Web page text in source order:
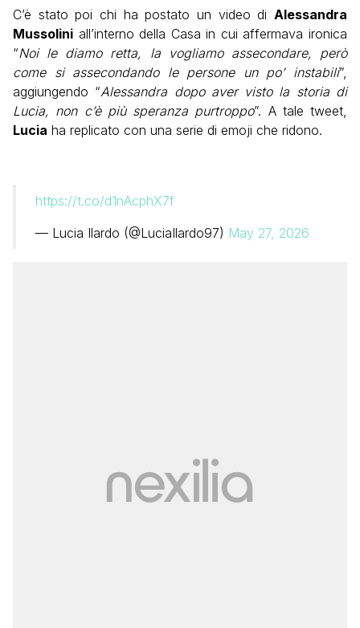
C’è stato poi chi ha postato un video di Alessandra
Mussolini all’interno della Casa in cui affermava ironica
“Noi le diamo retta, la vogliamo assecondare, però
come si assecondando le persone un po’ instabili”,
aggiungendo “Alessandra dopo aver visto la storia di
Lucia, non c’è più speranza purtroppo”. A tale tweet,
Lucia ha replicato con una serie di emoji che ridono.
https://t.co/d1nAcphX7f
— Lucia Ilardo (@LuciaIlardo97) May 27, 2026